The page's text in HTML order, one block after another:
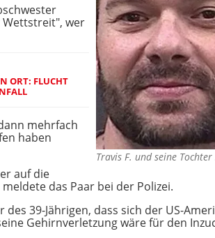
Travis F. und seine
wer
ORT: FLUCHT
mehrfach
haben
auf die
das Paar bei der Polizei.
39-Jährigen, dass sich der US-
Gehirnverletzung wäre für den